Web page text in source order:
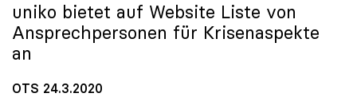
uniko bietet auf Website Liste von
Ansprechpersonen für Krisenaspekte
an
OTS 24.3.2020